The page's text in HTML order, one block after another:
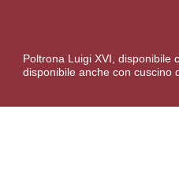
Poltrona Luigi XVI, disponibile
disponibile anche con cuscino